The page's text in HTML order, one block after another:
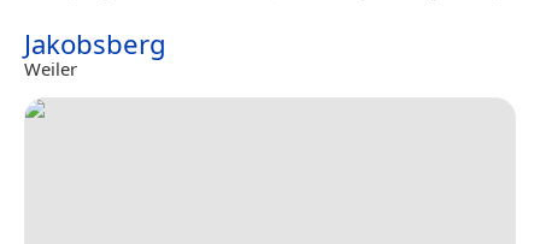
Jakobsberg
Weiler